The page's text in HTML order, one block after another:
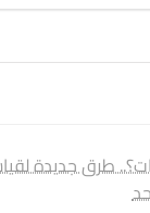
طرق جديدة